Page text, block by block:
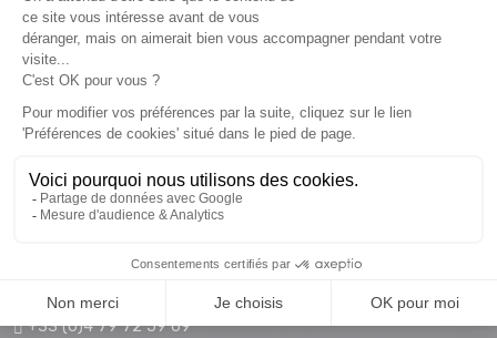
> Magasin MONTAZ SPORTS La Ravoire :
255 Rue Sébastien Charléty
Horaires d'ouverture :
Samedi : 9h-12h et 14h-19h
+33 (0)4 79 72 59 69